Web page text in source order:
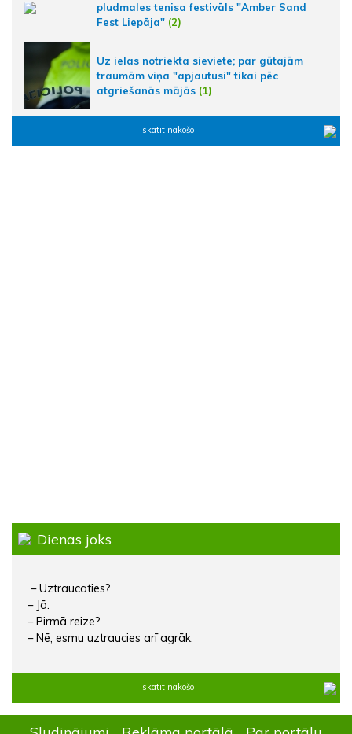
pludmales tenisa festivāls "Amber Sand
Fest Liepāja" (2)
Uz ielas notriekta sieviete; par gūtajām
traumām viņa "apjautusi" tikai pēc
atgriešanās mājās (1)
skatīt nākošo
Dienas joks
– Uztraucaties?
– Jā.
– Pirmā reize?
– Nē, esmu uztraucies arī agrāk.
skatīt nākošo